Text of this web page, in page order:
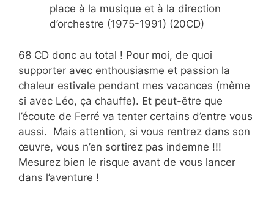
place à la musique et à la direction
d’orchestre (1975-1991) (20CD)
68 CD donc au total ! Pour moi, de quoi
supporter avec enthousiasme et passion la
chaleur estivale pendant mes vacances (même
si avec Léo, ça chauffe). Et peut-être que
l’écoute de Ferré va tenter certains d’entre vous
aussi. Mais attention, si vous rentrez dans son
œuvre, vous n’en sortirez pas indemne !!!
Mesurez bien le risque avant de vous lancer
dans l’aventure !